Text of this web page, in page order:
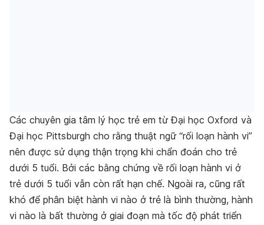
Các chuyên gia tâm lý học trẻ em từ Đại học Oxford và
Đại học Pittsburgh cho rằng thuật ngữ “rối loạn hành vi”
nên được sử dụng thận trọng khi chẩn đoán cho trẻ
dưới 5 tuổi. Bởi các bằng chứng về rối loạn hành vi ở
trẻ dưới 5 tuổi vẫn còn rất hạn chế. Ngoài ra, cũng rất
khó để phân biệt hành vi nào ở trẻ là bình thường, hành
vi nào là bất thường ở giai đoạn mà tốc độ phát triển